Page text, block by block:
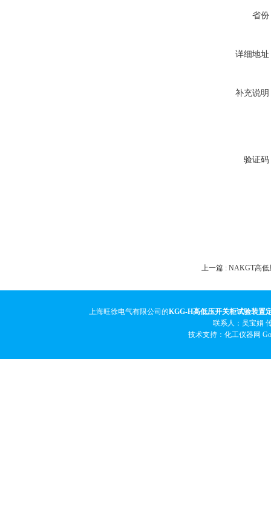
省份
详细地址
补充说明
验证码
上一篇 : NAKGT高低
上海旺徐电气有限公司的KGG-H高低压开关柜试验装置
联系人：吴宝娟
技术支持：化工仪器网